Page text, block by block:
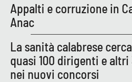
Venti di comunicazione
STREAMING
LaC TV
Appalti e corruzione in
Anac
La sanità calabrese
quasi 100 dirigenti e
nei nuovi concorsi